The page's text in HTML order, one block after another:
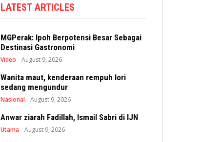
LATEST ARTICLES
MGPerak: Ipoh Berpotensi Besar Sebagai
Destinasi Gastronomi
Video August 9, 2026
Wanita maut, kenderaan rempuh lori
sedang mengundur
Nasional August 9, 2026
Anwar ziarah Fadillah, Ismail Sabri di IJN
Utama August 9, 2026